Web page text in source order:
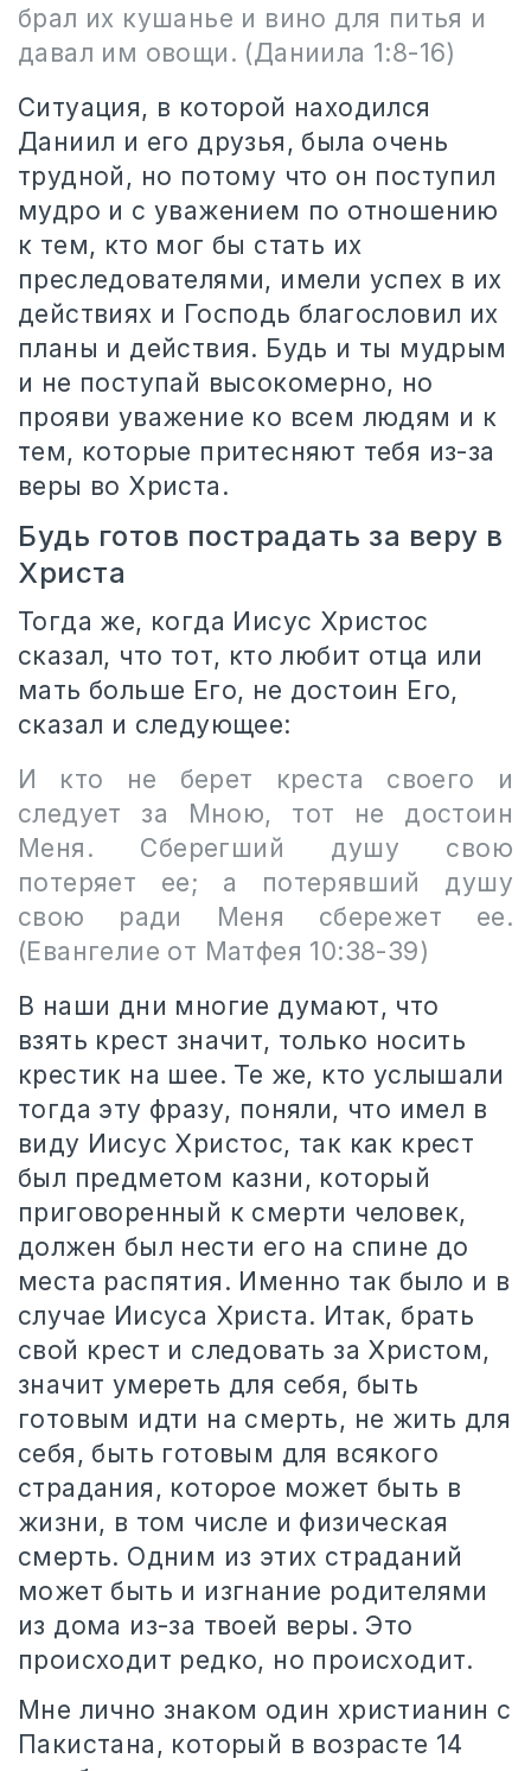
брал их кушанье и вино для питья и
давал им овощи. (Даниила 1:8-16)
Ситуация, в которой находился
Даниил и его друзья, была очень
трудной, но потому что он поступил
мудро и с уважением по отношению
к тем, кто мог бы стать их
преследователями, имели успех в их
действиях и Господь благословил их
планы и действия. Будь и ты мудрым
и не поступай высокомерно, но
прояви уважение ко всем людям и к
тем, которые притесняют тебя из-за
веры во Христа.
Будь готов пострадать за веру в
Христа
Тогда же, когда Иисус Христос
сказал, что тот, кто любит отца или
мать больше Его, не достоин Его,
сказал и следующее:
И кто не берет креста своего и
следует за Мною, тот не достоин
Меня. Сберегший душу свою
потеряет ее; а потерявший душу
свою ради Меня сбережет ее.
(Евангелие от Матфея 10:38-39)
В наши дни многие думают, что
взять крест значит, только носить
крестик на шее. Те же, кто услышали
тогда эту фразу, поняли, что имел в
виду Иисус Христос, так как крест
был предметом казни, который
приговоренный к смерти человек,
должен был нести его на спине до
места распятия. Именно так было и в
случае Иисуса Христа. Итак, брать
свой крест и следовать за Христом,
значит умереть для себя, быть
готовым идти на смерть, не жить для
себя, быть готовым для всякого
страдания, которое может быть в
жизни, в том числе и физическая
смерть. Одним из этих страданий
может быть и изгнание родителями
из дома из-за твоей веры. Это
происходит редко, но происходит.
Мне лично знаком один христианин с
Пакистана, который в возрасте 14